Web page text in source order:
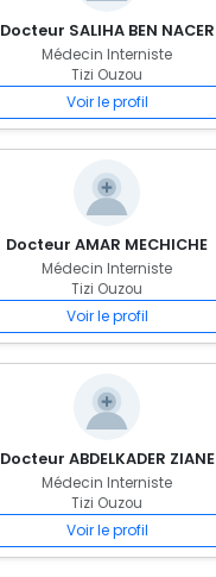
Docteur SALIHA BEN NACER
Médecin Interniste
Tizi Ouzou
Voir le profil
Docteur AMAR MECHICHE
Médecin Interniste
Tizi Ouzou
Voir le profil
Docteur ABDELKADER ZIANE
Médecin Interniste
Tizi Ouzou
Voir le profil